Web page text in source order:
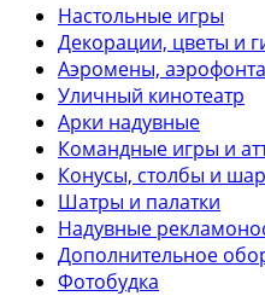
Настольные игры
Декорации, цветы и
Аэромены,
Уличный кинотеатр
Арки надувные
Командные игры и
Конусы, столбы и
Шатры и палатки
Надувные
Дополнительное
Фотобудка